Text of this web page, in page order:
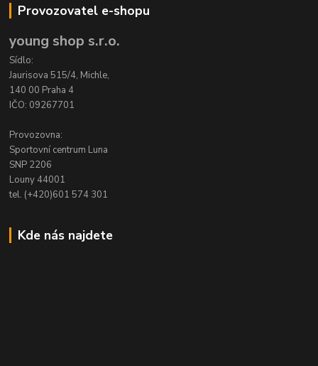
Provozovatel e-shopu
young shop s.r.o.
Sídlo:
Jaurisova 515/4, Michle,
140 00 Praha 4
IČO: 09267701
Provozovna:
Sportovní centrum Luna
SNP 2206
Louny 44001
tel. (+420)601 574 301
Kde nás najdete